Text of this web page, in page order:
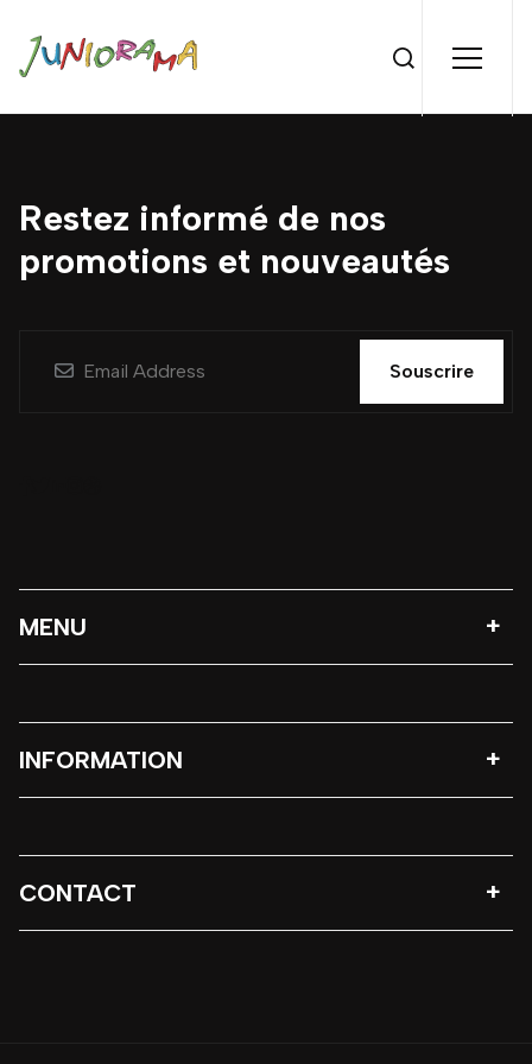
Restez informé de nos
promotions et nouveautés
Souscrire
MENU
INFORMATION
CONTACT